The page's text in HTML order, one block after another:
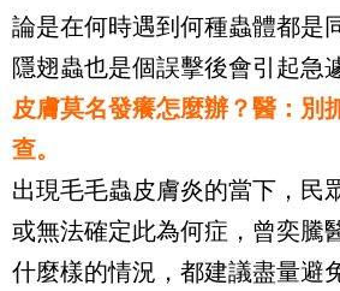
論是在何時遇到何種蟲體都是
隱翅蟲也是個誤擊後會引起急
皮膚莫名發癢怎麼辦？醫：別
查。
出現毛毛蟲皮膚炎的當下，民
或無法確定此為何症，曾奕騰
什麼樣的情況，都建議盡量避